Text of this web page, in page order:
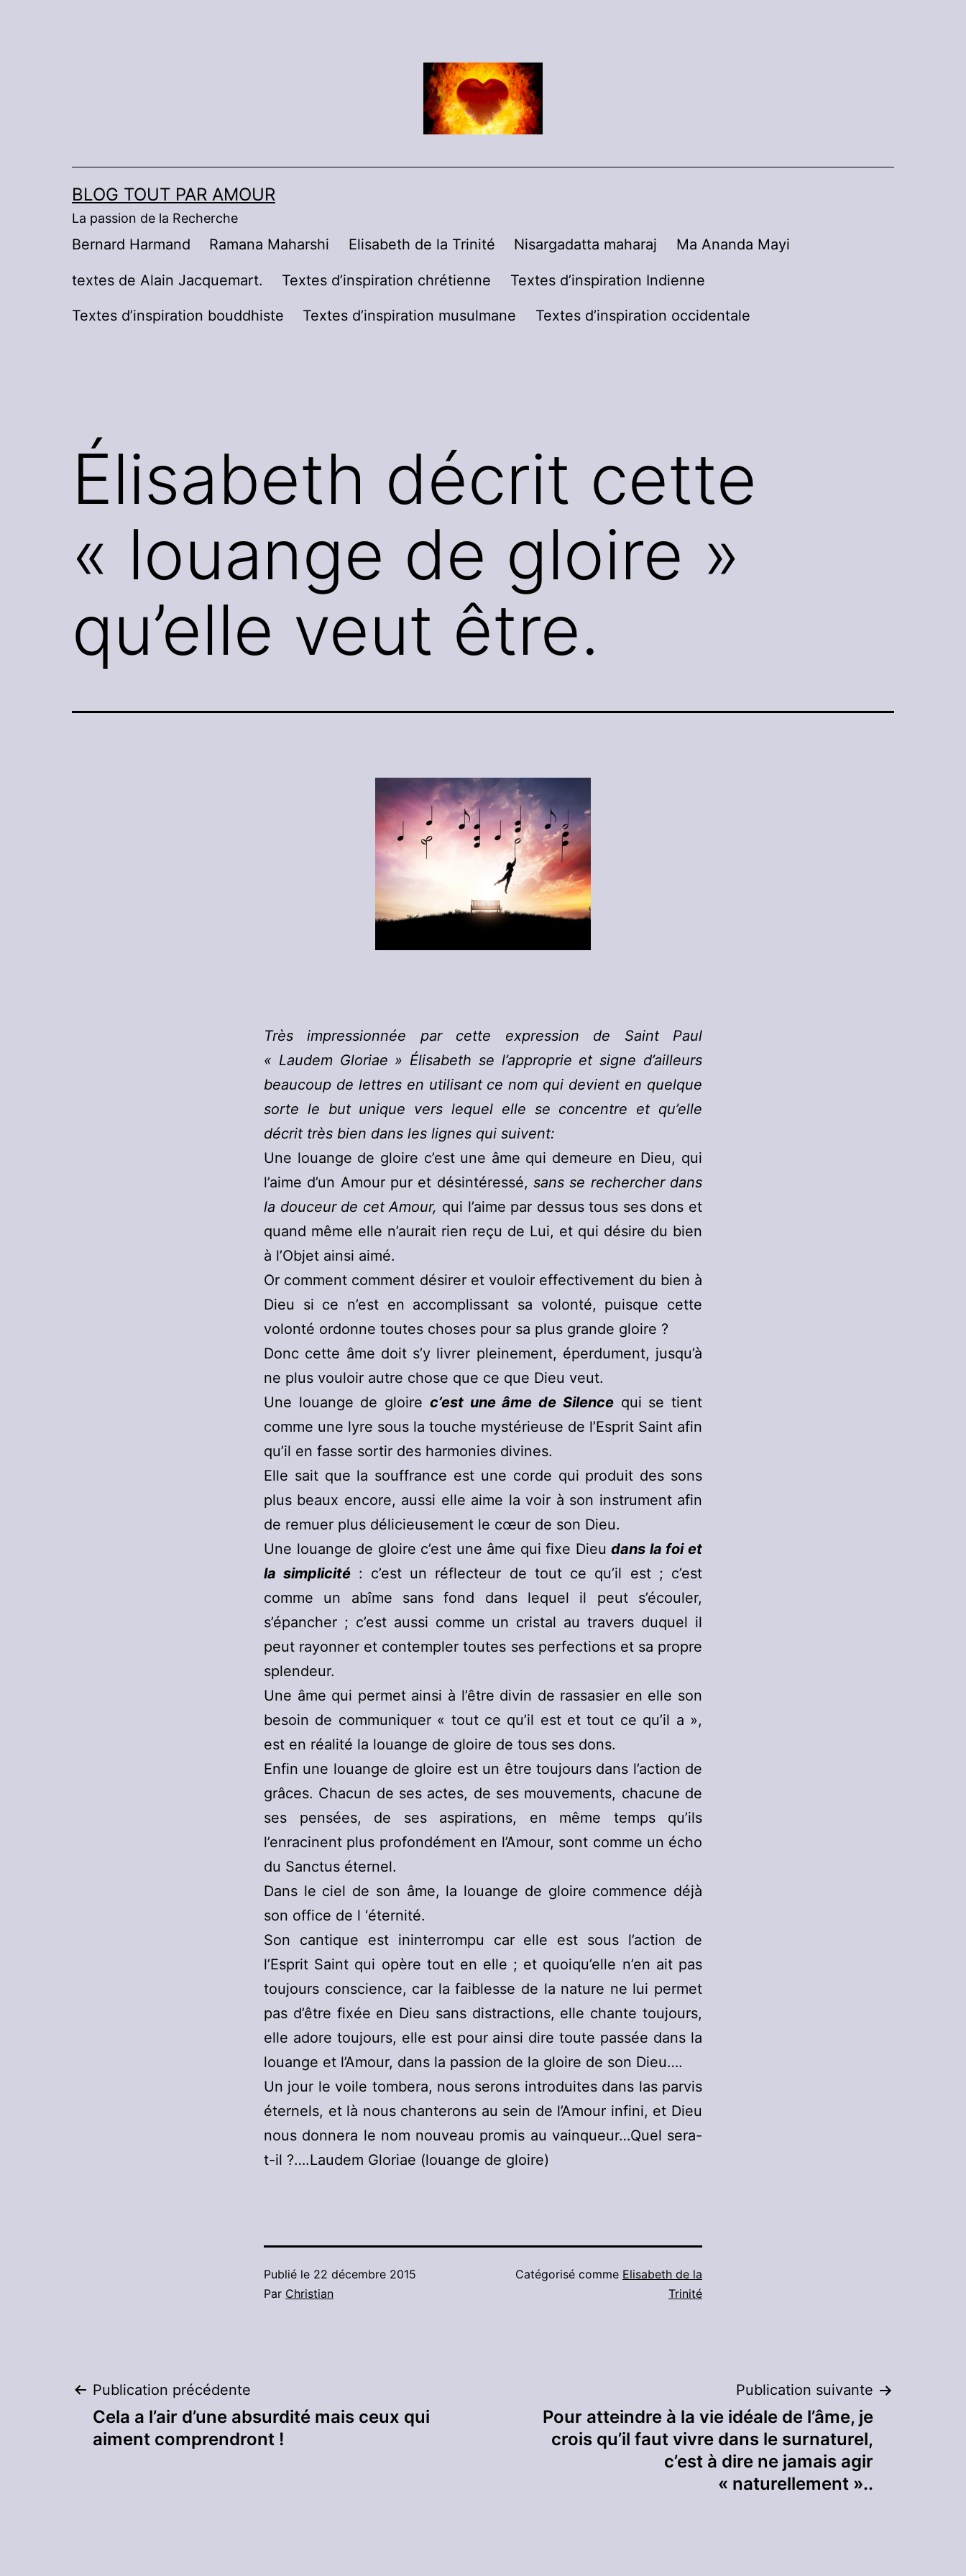
BLOG TOUT PAR AMOUR
La passion de la Recherche
Bernard Harmand Ramana Maharshi Elisabeth de la Trinité Nisargadatta maharaj Ma Ananda Mayi
textes de Alain Jacquemart. Textes d’inspiration chrétienne Textes d’inspiration Indienne
Textes d’inspiration bouddhiste Textes d’inspiration musulmane Textes d’inspiration occidentale
Élisabeth décrit cette
« louange de gloire »
qu’elle veut être.
Très impressionnée par cette expression de Saint Paul
« Laudem Gloriae » Élisabeth se l’approprie et signe d’ailleurs
beaucoup de lettres en utilisant ce nom qui devient en quelque
sorte le but unique vers lequel elle se concentre et qu’elle
décrit très bien dans les lignes qui suivent:
Une louange de gloire c’est une âme qui demeure en Dieu, qui
l’aime d’un Amour pur et désintéressé, sans se rechercher dans
la douceur de cet Amour, qui l’aime par dessus tous ses dons et
quand même elle n’aurait rien reçu de Lui, et qui désire du bien
à l’Objet ainsi aimé.
Or comment comment désirer et vouloir effectivement du bien à
Dieu si ce n’est en accomplissant sa volonté, puisque cette
volonté ordonne toutes choses pour sa plus grande gloire ?
Donc cette âme doit s’y livrer pleinement, éperdument, jusqu’à
ne plus vouloir autre chose que ce que Dieu veut.
Une louange de gloire c’est une âme de Silencequi se tient
comme une lyre sous la touche mystérieuse de l’Esprit Saint afin
qu’il en fasse sortir des harmonies divines.
Elle sait que la souffrance est une corde qui produit des sons
plus beaux encore, aussi elle aime la voir à son instrument afin
de remuer plus délicieusement le cœur de son Dieu.
Une louange de gloire c’est une âme qui fixe Dieudans la foi et
la simplicité : c’est un réflecteur de tout ce qu’il est ; c’est
comme un abîme sans fond dans lequel il peut s’écouler,
s’épancher ; c’est aussi comme un cristal au travers duquel il
peut rayonner et contempler toutes ses perfections et sa propre
splendeur.
Une âme qui permet ainsi à l’être divin de rassasier en elle son
besoin de communiquer « tout ce qu’il est et tout ce qu’il a »,
est en réalité la louange de gloire de tous ses dons.
Enfin une louange de gloire est un être toujours dans l’action de
grâces. Chacun de ses actes, de ses mouvements, chacune de
ses pensées, de ses aspirations, en même temps qu’ils
l’enracinent plus profondément en l’Amour, sont comme un écho
du Sanctus éternel.
Dans le ciel de son âme, la louange de gloire commence déjà
son office de l ‘éternité.
Son cantique est ininterrompu car elle est sous l’action de
l’Esprit Saint qui opère tout en elle ; et quoiqu’elle n’en ait pas
toujours conscience, car la faiblesse de la nature ne lui permet
pas d’être fixée en Dieu sans distractions, elle chante toujours,
elle adore toujours, elle est pour ainsi dire toute passée dans la
louange et l’Amour, dans la passion de la gloire de son Dieu….
Un jour le voile tombera, nous serons introduites dans las parvis
éternels, et là nous chanterons au sein de l’Amour infini, et Dieu
nous donnera le nom nouveau promis au vainqueur…Quel sera-
t-il ?….Laudem Gloriae (louange de gloire)
Publié le 22 décembre 2015
Par Christian
Catégorisé comme Elisabeth de la
Trinité
Navigation
de
Publication précédente
Cela a l’air d’une absurdité mais ceux qui
aiment comprendront !
Publication suivante
Pour atteindre à la vie idéale de l’âme, je
crois qu’il faut vivre dans le surnaturel,
c’est à dire ne jamais agir
« naturellement »..